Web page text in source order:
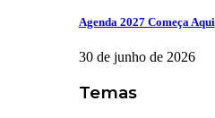
Agenda 2027 Começa Aqui
30 de junho de 2026
Temas